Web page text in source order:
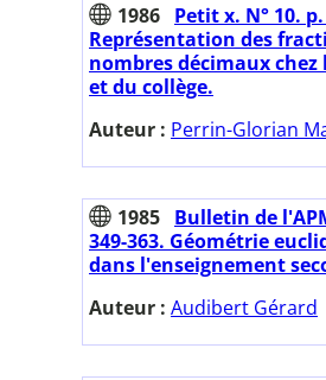
1986 Petit x. N° 10.
Représentation des
nombres décimaux chez
et du collège.
Auteur : Perrin-Glorian
1985 Bulletin de
349-363. Géométrie
dans l'enseignement
Auteur : Audibert Gérard